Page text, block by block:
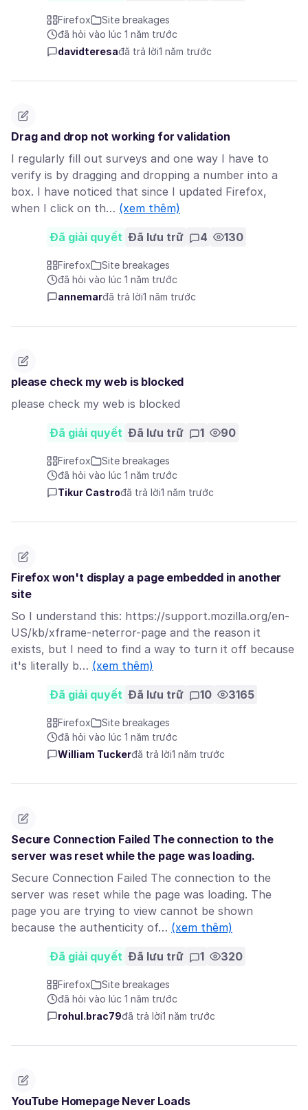
Firefox
Site breakages
đã hỏi vào lúc 1 năm trước
davidteresađã trả lời1 năm trước
Drag and drop not working for validation
I regularly fill out surveys and one way I have to
verify is by dragging and dropping a number into a
box. I have noticed that since I updated Firefox,
when I click on th… (xem thêm)
Đã giải quyết Đã lưu trữ 4 130
Firefox
Site breakages
đã hỏi vào lúc 1 năm trước
annemarđã trả lời1 năm trước
please check my web is blocked
please check my web is blocked
Đã giải quyết Đã lưu trữ 1 90
Firefox
Site breakages
đã hỏi vào lúc 1 năm trước
Tikur Castrođã trả lời1 năm trước
Firefox won't display a page embedded in another
site
So I understand this: https://support.mozilla.org/en-
US/kb/xframe-neterror-page and the reason it
exists, but I need to find a way to turn it off because
it's literally b… (xem thêm)
Đã giải quyết Đã lưu trữ 10 3165
Firefox
Site breakages
đã hỏi vào lúc 1 năm trước
William Tuckerđã trả lời1 năm trước
Secure Connection Failed The connection to the
server was reset while the page was loading.
Secure Connection Failed The connection to the
server was reset while the page was loading. The
page you are trying to view cannot be shown
because the authenticity of… (xem thêm)
Đã giải quyết Đã lưu trữ 1 320
Firefox
Site breakages
đã hỏi vào lúc 1 năm trước
rohul.brac79đã trả lời1 năm trước
YouTube Homepage Never Loads